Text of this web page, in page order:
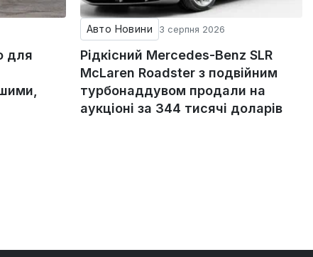
для
Авто Новини 3 серпня 2026
Рідкісний Mercedes-Benz SLR
McLaren Roadster з подвійним
турбонаддувом продали на
аукціоні за 344 тисячі доларів